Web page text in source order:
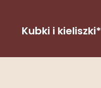
Kubki i kieliszki*